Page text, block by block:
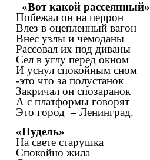
«Вот какой рассеянный»
Побежал он на перрон
Влез в оцепленный вагон
Внес узлы и чемоданы
Рассовал их под диваны
Сел в углу перед окном
И уснул спокойным сном
-это что за полустанок
Закричал он спозаранок
А с платформы говорят
Это город – Ленинград.
«Пудель»
На свете старушка
Спокойно жила